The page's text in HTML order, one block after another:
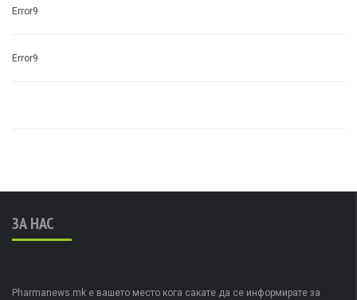
Error9
Error9
ЗА НАС
Pharmanews.mk е вашето место кога сакате да се информирате за